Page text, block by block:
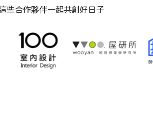
些合作夥伴一起共創好日子